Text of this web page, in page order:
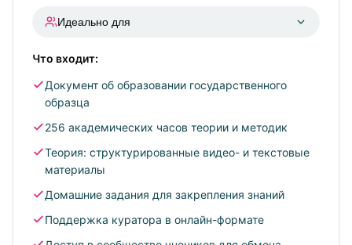
Идеально для
Жителей других регионов, кто хочет учиться у
Занятых людей, предпочитающих гибкий график
Новичков и практикующих инструкторов,
Что входит:
Документ об образовании государственного
образца
256 академических часов теории и методик
Теория: структурированные видео- и текстовые
материалы
Домашние задания для закрепления знаний
Поддержка куратора в онлайн-формате